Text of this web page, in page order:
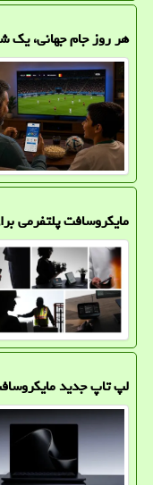
هر روز جام جهانی، یک
مایکروسافت پلتفرمی
لپ تاپ جدید